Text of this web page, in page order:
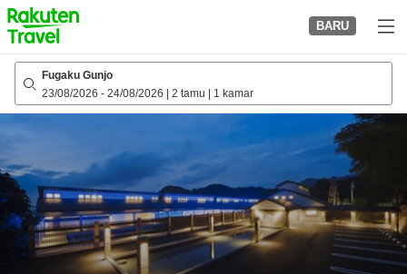
to
top
page
BARU
Fugaku Gunjo
23/08/2026 - 24/08/2026 2 tamu 1 kamar